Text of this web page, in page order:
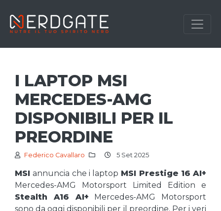
I LAPTOP MSI
MERCEDES-AMG
DISPONIBILI PER IL
PREORDINE
Federico Cavallaro 5 Set 2025
MSIannuncia che i laptop MSI Prestige 16 AI+
Mercedes-AMG Motorsport Limited Edition e
Stealth A16 AI+ Mercedes-AMG Motorsport
sono da oggi disponibili per il preordine. Per i veri